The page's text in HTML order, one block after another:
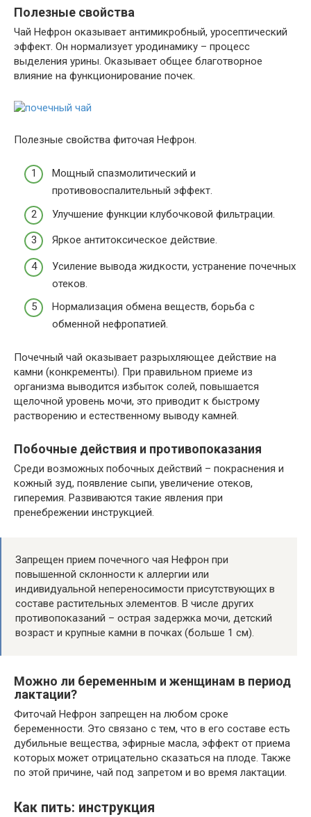
Полезные свойства
Чай Нефрон оказывает антимикробный, уросептический
эффект. Он нормализует уродинамику – процесс
выделения урины. Оказывает общее благотворное
влияние на функционирование почек.
Полезные свойства фиточая Нефрон.
Мощный спазмолитический и
противовоспалительный эффект.
Улучшение функции клубочковой фильтрации.
Яркое антитоксическое действие.
Усиление вывода жидкости, устранение почечных
отеков.
Нормализация обмена веществ, борьба с
обменной нефропатией.
Почечный чай оказывает разрыхляющее действие на
камни (конкременты). При правильном приеме из
организма выводится избыток солей, повышается
щелочной уровень мочи, это приводит к быстрому
растворению и естественному выводу камней.
Побочные действия и противопоказания
Среди возможных побочных действий – покраснения и
кожный зуд, появление сыпи, увеличение отеков,
гиперемия. Развиваются такие явления при
пренебрежении инструкцией.
Запрещен прием почечного чая Нефрон при
повышенной склонности к аллергии или
индивидуальной непереносимости присутствующих в
составе растительных элементов. В числе других
противопоказаний – острая задержка мочи, детский
возраст и крупные камни в почках (больше 1 см).
Можно ли беременным и женщинам в период
лактации?
Фиточай Нефрон запрещен на любом сроке
беременности. Это связано с тем, что в его составе есть
дубильные вещества, эфирные масла, эффект от приема
которых может отрицательно сказаться на плоде. Также
по этой причине, чай под запретом и во время лактации.
Как пить: инструкция